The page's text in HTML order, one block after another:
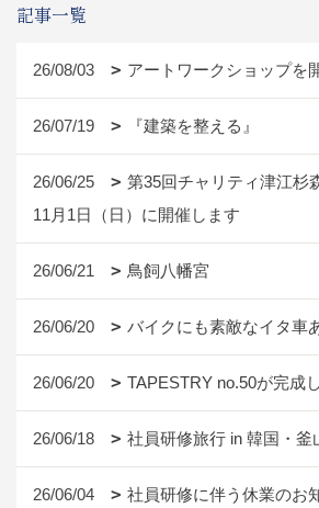
記事一覧
26/08/03 アートワークショップを
26/07/19 『建築を整える』
26/06/25
第35回チャリティ津江杉
11月1日（日）に開催します
26/06/21 鳥飼八幡宮
26/06/20 バイクにも素敵なイタ車
26/06/20 TAPESTRY no.50が完成
26/06/18 社員研修旅行 in 韓国・釜
26/06/04 社員研修に伴う休業のお